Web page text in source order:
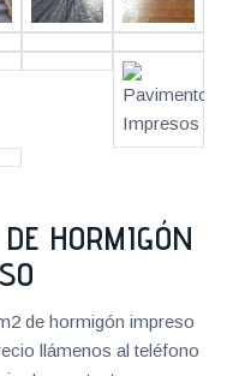
HORMIGÓN
de hormigón impreso
llámenos al teléfono